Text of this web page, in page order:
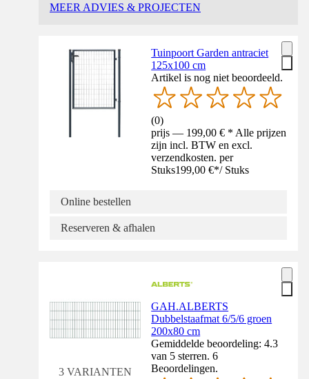
MEER ADVIES & PROJECTEN
Tuinpoort Garden antraciet
125x100 cm
Artikel is nog niet beoordeeld.
(0)
prijs — 199,00 € * Alle prijzen
zijn incl. BTW en excl.
verzendkosten. per
Stuks199,00 €*/ Stuks
Online bestellen
Reserveren & afhalen
3 VARIANTEN
GAH.ALBERTS
Dubbelstaafmat 6/5/6 groen
200x80 cm
Gemiddelde beoordeling: 4.3
van 5 sterren. 6
Beoordelingen.